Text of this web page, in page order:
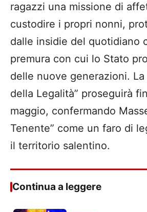
ragazzi una missione di
custodire i propri nonni,
dalle insidie del quotidiano
premura con cui lo Stato
delle nuove generazioni. La
della Legalità” proseguirà
maggio, confermando
Tenente” come un faro di
il territorio salentino.
Continua a leggere